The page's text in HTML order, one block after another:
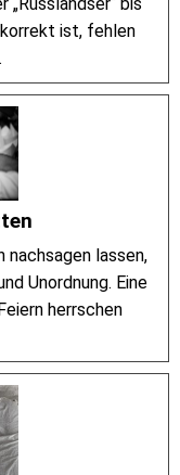
ist, fehlen
nachsagen lassen,
Unordnung. Eine
herrschen